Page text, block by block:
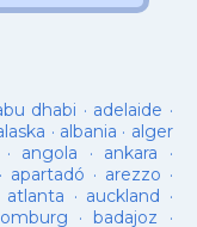
dhabi · adelaide ·
· albania · alger
· angola · ankara ·
· apartadó · arezzo ·
atlanta · auckland ·
·badajoz ·